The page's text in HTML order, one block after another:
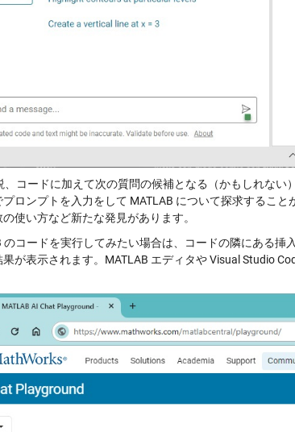
、コードに加えて次の質問の候補となる（かもしれない
プロンプトを入力をして MATLAB について探求するこ
使い方など新たな発見があります。
のコードを実行してみたい場合は、コードの隣にある
果が表示されます。MATLAB エディタや Visual Studio